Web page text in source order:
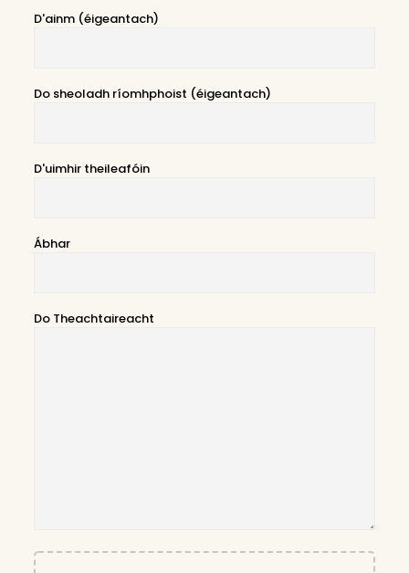
D'ainm (éigeantach)
Do sheoladh ríomhphoist (éigeantach)
D'uimhir theileafóin
Ábhar
Do Theachtaireacht